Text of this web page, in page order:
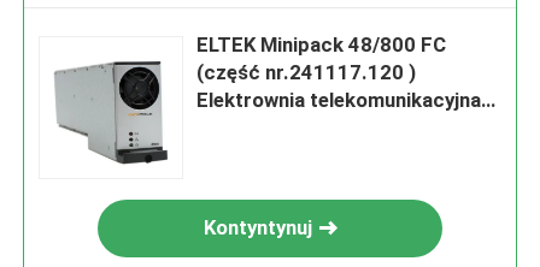
ELTEK Minipack 48/800 FC
(część nr.241117.120 )
Elektrownia telekomunikacyjna
Kontyntynuj